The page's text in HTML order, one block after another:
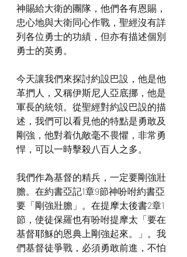
神賜給大衛的團隊，他們各有恩賜，
忠心地與大衛同心作戰，聖經沒有詳
列各位勇士的功績，但亦有描述個別
勇士的英勇。
今天讓我們來探討約設巴設，他是他
革捫人，又稱伊斯尼人亞底挪，他是
軍長的統領。從聖經對約設巴設的描
述，我們可以看見他的特點是勇敢及
剛強，他對着仇敵毫不畏懼，非常勇
悍，可以一時擊殺八百人之多。
我們作為基督的精兵，一定要剛強壯
膽。在約書亞記1章9節神吩咐約書亞
要「剛強壯膽」。在提摩太後書2章1
節，使徒保羅也有吩咐提摩太「要在
基督耶穌的恩典上剛強起來。」。我
們基督徒爭戰，必須勇敢前進，不怕